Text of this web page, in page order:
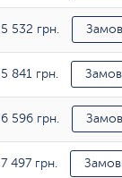
5 532 грн.
5 841 грн.
6 596 грн.
7 497 грн.